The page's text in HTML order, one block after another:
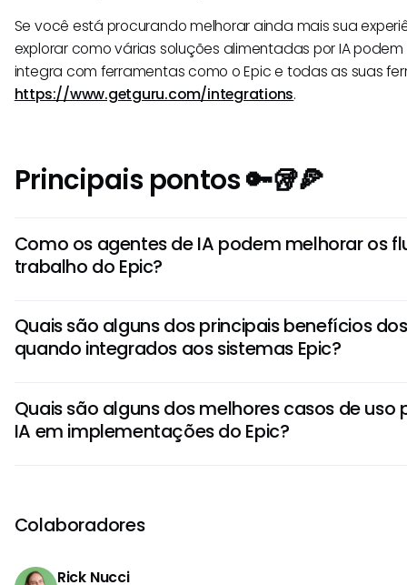
Se você está procurando melhorar ainda mais sua
explorar como várias soluções alimentadas por IA
integra com ferramentas como o Epic e todas as suas
https://www.getguru.com/integrations.
Principais pontos 🔑🥡🍕
Como os agentes de IA podem melhorar os
trabalho do Epic?
como entrada de dados, agendamento e lembretes. Ao
eles liberam tempo para os profissionais de saúde se
Quais são alguns dos principais benefícios
quando integrados aos sistemas Epic?
economia de custos. Esses agentes podem fornecer
melhorar a gestão de dados, aprimorar as interações
Quais são alguns dos melhores casos de uso
IA em implementações do Epic?
agilização de processos administrativos, melhoria da
aumento da interoperabilidade entre diferentes sistemas
Colaboradores
Rick Nucci